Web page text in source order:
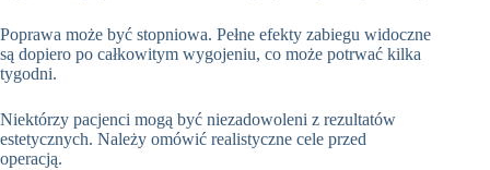
Poprawa może być stopniowa. Pełne efekty zabiegu widoczne
są dopiero po całkowitym wygojeniu, co może potrwać kilka
tygodni.
Niektórzy pacjenci mogą być niezadowoleni z rezultatów
estetycznych. Należy omówić realistyczne cele przed
operacją.